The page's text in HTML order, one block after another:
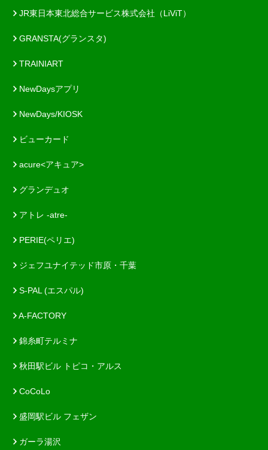
JR東日本東北総合サービス株式会社（LiViT）
GRANSTA(グランスタ)
TRAINIART
NewDaysアプリ
NewDays/KIOSK
ビューカード
acure<アキュア>
グランデュオ
アトレ -atre-
PERIE(ペリエ)
ジェフユナイテッド市原・千葉
S-PAL (エスパル)
A-FACTORY
錦糸町テルミナ
秋田駅ビル トピコ・アルス
CoCoLo
盛岡駅ビル フェザン
ガーラ湯沢